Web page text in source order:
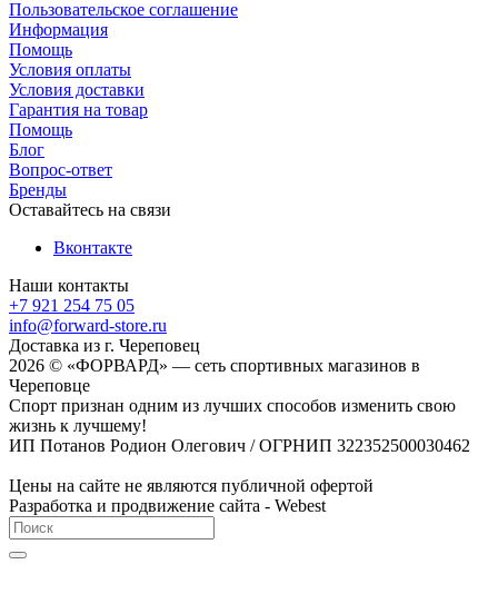
Пользовательское соглашение
Информация
Помощь
Условия оплаты
Условия доставки
Гарантия на товар
Помощь
Блог
Вопрос-ответ
Бренды
Оставайтесь на связи
Вконтакте
Наши контакты
+7 921 254 75 05
info@forward-store.ru
Доставка из г. Череповец
2026 © «ФОРВАРД» — сеть спортивных магазинов в
Череповце
Спорт признан одним из лучших способов изменить свою
жизнь к лучшему!
ИП Потанов Родион Олегович / ОГРНИП 322352500030462
Цены на сайте не являются публичной офертой
Разработка и продвижение сайта - Webest